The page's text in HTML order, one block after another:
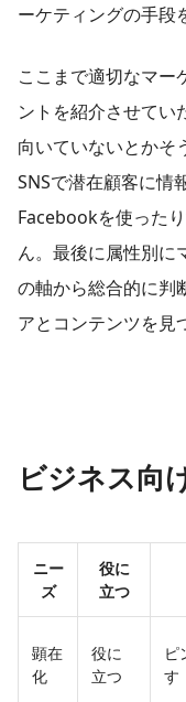
ーケティングの手段
ここまで適切なマー
ントを紹介させてい
向いていないとかそ
SNSで潜在顧客に情
Facebookを使った
ん。最後に属性別に
の軸から総合的に判
アとコンテンツを見
ビジネス向
ニー
ズ
役に
立つ
顕在
化
役に
立つ
ピ
す